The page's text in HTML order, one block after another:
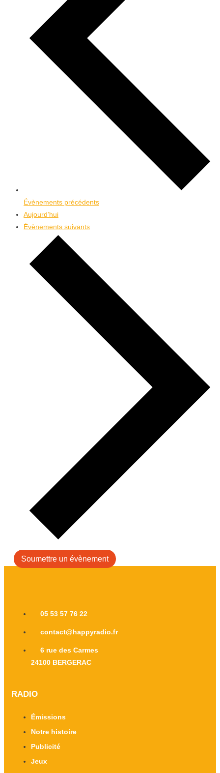
Évènements précédents
Aujourd’hui
Évènements suivants
Soumettre un évènement
05 53 57 76 22
contact@happyradio.fr
6 rue des Carmes
24100 BERGERAC
RADIO
Émissions
Notre histoire
Publicité
Jeux